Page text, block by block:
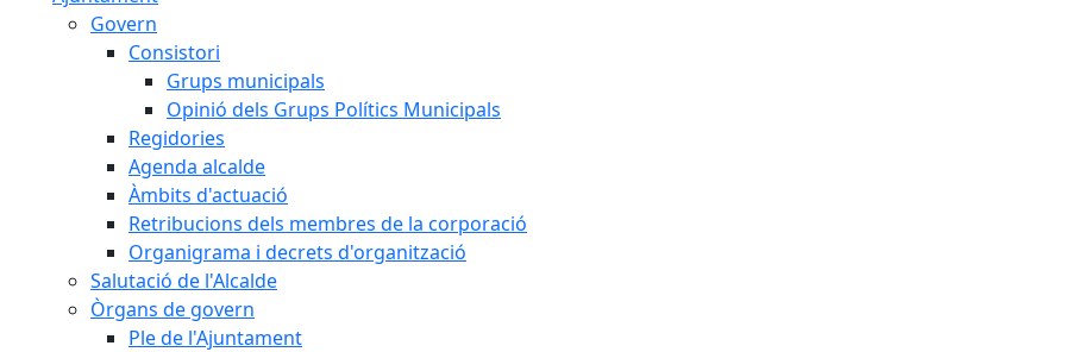
Govern
Consistori
Grups municipals
Opinió dels Grups Polítics Municipals
Regidories
Agenda alcalde
Àmbits d'actuació
Retribucions dels membres de la corporació
Organigrama i decrets d'organització
Salutació de l'Alcalde
Òrgans de govern
Ple de l'Ajuntament